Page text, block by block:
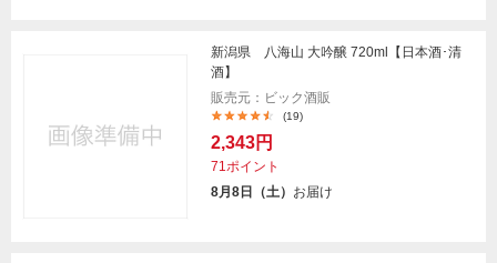
新潟県 八海山 大吟醸 720ml【日本酒･清
酒】
販売元：ビック酒販
(19)
2,343円
71ポイント
8月8日（土） お届け